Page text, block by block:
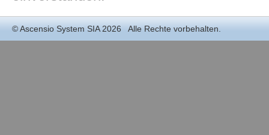
©Ascensio System SIA2026 Alle Rechte vorbehalten.